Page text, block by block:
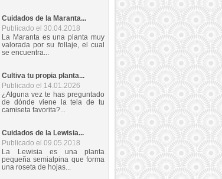
Cuidados de la Maranta...
Publicado el 30.04.2018
La Maranta es una planta muy
valorada por su follaje, el cual
se encuentra...
Cultiva tu propia planta...
Publicado el 14.01.2026
¿Alguna vez te has preguntado
de dónde viene la tela de tu
camiseta favorita?...
Cuidados de la Lewisia...
Publicado el 09.05.2018
La Lewisia es una planta
pequeña semialpina que forma
una roseta de hojas...